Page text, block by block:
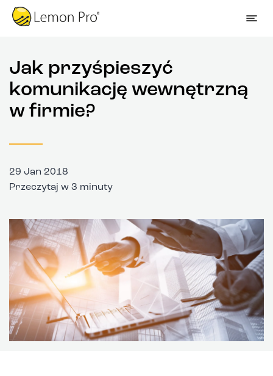
Jak przyśpieszyć
komunikację wewnętrzną
w firmie?
29 Jan 2018
Przeczytaj w 3 minuty